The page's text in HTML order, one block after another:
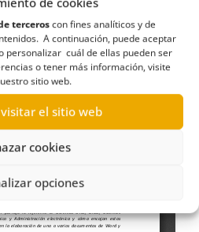
terceroscon fines analíticos y de
A continuación, puede aceptar
personalizar cuál de ellas pueden ser
o tener más información, visite
sitio web.
el sitio web
cookies
opciones